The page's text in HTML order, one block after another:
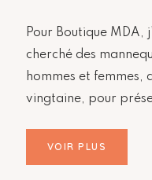
Pour Boutique MDA,
cherché des
hommes et femmes,
vingtaine, pour
VOIR PLUS